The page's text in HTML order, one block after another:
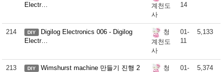
Electr…
계천도
사
14
214 DIY
Digilog Electronics 006 - Digilog
Electr…
청
계천도
사
01-
11
5,133
213 DIY Wimshurst machine 만들기 진행 2
청
01-
5,374